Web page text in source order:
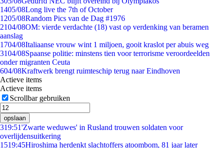
1405/08Long live the 7th of October
1205/08Random Pics van de Dag #1976
2104/08OM: vierde verdachte (18) vast op verdenking van beramen
aanslag
1704/08Italiaanse vrouw wint 1 miljoen, gooit kraslot per abuis weg
3104/08Spaanse politie: minstens tien voor terrorisme veroordeelden
onder migranten Ceuta
604/08Kraftwerk brengt ruimteschip terug naar Eindhoven
Actieve items
Actieve items
Scrollbar gebruiken
opslaan
319:51'Zwarte weduwes' in Rusland trouwen soldaten voor
overlijdensuitkering
1519:45Hiroshima herdenkt slachtoffers atoombom, 81 jaar later